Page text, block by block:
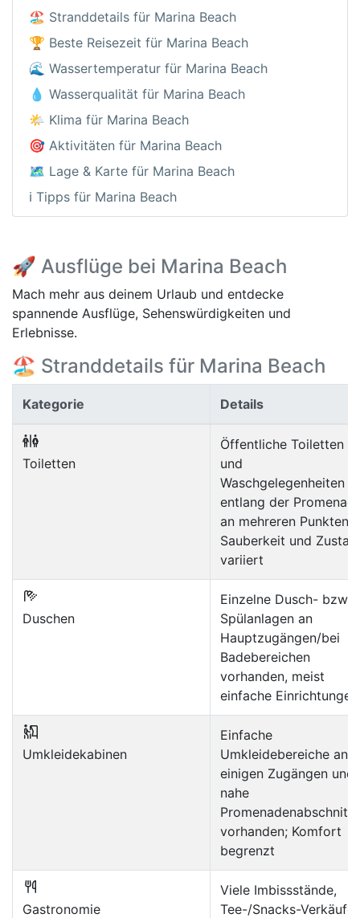
🏖️ Stranddetails für Marina Beach
🏆 Beste Reisezeit für Marina Beach
🌊 Wassertemperatur für Marina Beach
💧 Wasserqualität für Marina Beach
🌤️ Klima für Marina Beach
🎯 Aktivitäten für Marina Beach
🗺️ Lage & Karte für Marina Beach
ℹ️ Tipps für Marina Beach
🚀 Ausflüge bei Marina Beach
Mach mehr aus deinem Urlaub und entdecke
spannende Ausflüge, Sehenswürdigkeiten und
Erlebnisse.
🏖️ Stranddetails für Marina Beach
Kategorie Details
Toiletten
Öffentliche Toiletten
und
Waschgelegenheiten
entlang der
an mehreren Punkten;
Sauberkeit und
variiert
Duschen
Einzelne Dusch- bzw.
Spülanlagen an
Hauptzugängen/bei
Badebereichen
vorhanden, meist
einfache Einrichtungen
Umkleidekabinen
Einfache
Umkleidebereiche an
einigen Zugängen und
nahe
vorhanden; Komfort
begrenzt
Gastronomie
Viele Imbissstände,
Tee-/Snacks-Verkäufer